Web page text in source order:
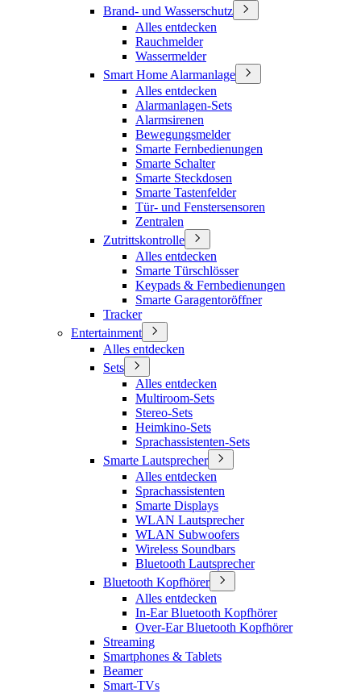
Brand- und Wasserschutz
Alles entdecken
Rauchmelder
Wassermelder
Smart Home Alarmanlage
Alles entdecken
Alarmanlagen-Sets
Alarmsirenen
Bewegungsmelder
Smarte Fernbedienungen
Smarte Schalter
Smarte Steckdosen
Smarte Tastenfelder
Tür- und Fenstersensoren
Zentralen
Zutrittskontrolle
Alles entdecken
Smarte Türschlösser
Keypads & Fernbedienungen
Smarte Garagentoröffner
Tracker
Entertainment
Alles entdecken
Sets
Alles entdecken
Multiroom-Sets
Stereo-Sets
Heimkino-Sets
Sprachassistenten-Sets
Smarte Lautsprecher
Alles entdecken
Sprachassistenten
Smarte Displays
WLAN Lautsprecher
WLAN Subwoofers
Wireless Soundbars
Bluetooth Lautsprecher
Bluetooth Kopfhörer
Alles entdecken
In-Ear Bluetooth Kopfhörer
Over-Ear Bluetooth Kopfhörer
Streaming
Smartphones & Tablets
Beamer
Smart-TVs